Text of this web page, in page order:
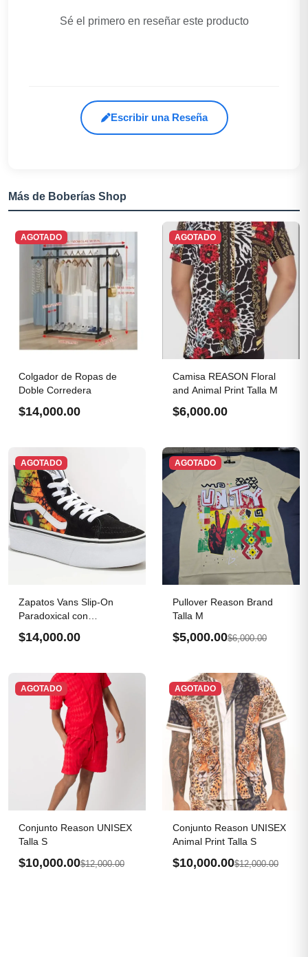
Sé el primero en reseñar este producto
Escribir una Reseña
Más de Boberías Shop
AGOTADO
Colgador de Ropas de
Doble Corredera
$14,000.00
AGOTADO
Camisa REASON Floral
and Animal Print Talla M
$6,000.00
AGOTADO
Zapatos Vans Slip-On
Paradoxical con
$14,000.00
AGOTADO
Pullover Reason Brand
Talla M
$5,000.00$6,000.00
AGOTADO
Conjunto Reason UNISEX
Talla S
$10,000.00$12,000.00
AGOTADO
Conjunto Reason UNISEX
Animal Print Talla S
$10,000.00$12,000.00